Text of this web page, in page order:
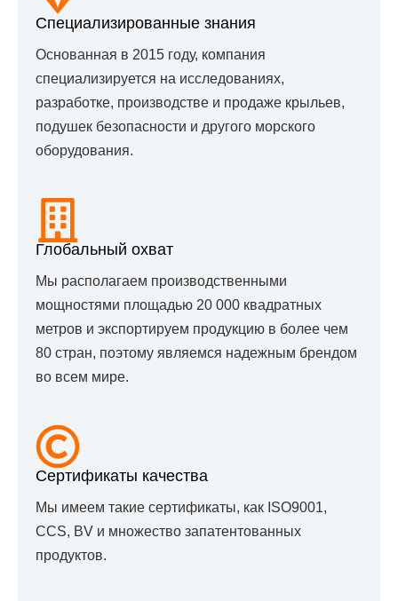
Специализированные знания
Основанная в 2015 году, компания
специализируется на исследованиях,
разработке, производстве и продаже крыльев,
подушек безопасности и другого морского
оборудования.
Глобальный охват
Мы располагаем производственными
мощностями площадью 20 000 квадратных
метров и экспортируем продукцию в более чем
80 стран, поэтому являемся надежным брендом
во всем мире.
Сертификаты качества
Мы имеем такие сертификаты, как ISO9001,
CCS, BV и множество запатентованных
продуктов.